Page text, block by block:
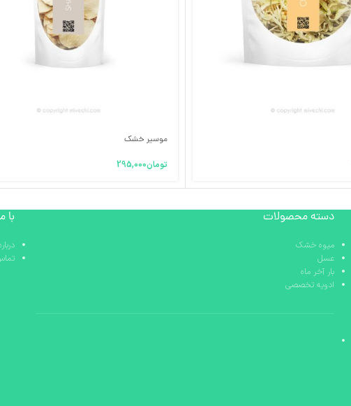
موسیر خشک
تومان295,000
دسته محصولات
میوه خشک
عسل
بار آخر ماه
ادویه تخصصی
با